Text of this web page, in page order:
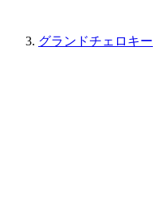
グランドチェロキー